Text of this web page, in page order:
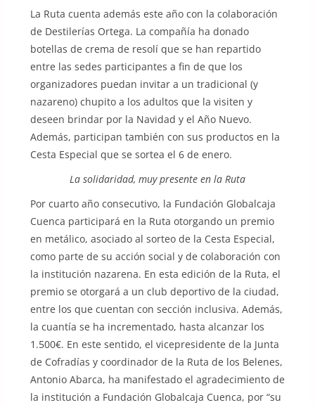
La Ruta cuenta además este año con la colaboración
de Destilerías Ortega. La compañía ha donado
botellas de crema de resolí que se han repartido
entre las sedes participantes a fin de que los
organizadores puedan invitar a un tradicional (y
nazareno) chupito a los adultos que la visiten y
deseen brindar por la Navidad y el Año Nuevo.
Además, participan también con sus productos en la
Cesta Especial que se sortea el 6 de enero.
La solidaridad, muy presente en la Ruta
Por cuarto año consecutivo, la Fundación Globalcaja
Cuenca participará en la Ruta otorgando un premio
en metálico, asociado al sorteo de la Cesta Especial,
como parte de su acción social y de colaboración con
la institución nazarena. En esta edición de la Ruta, el
premio se otorgará a un club deportivo de la ciudad,
entre los que cuentan con sección inclusiva. Además,
la cuantía se ha incrementado, hasta alcanzar los
1.500€. En este sentido, el vicepresidente de la Junta
de Cofradías y coordinador de la Ruta de los Belenes,
Antonio Abarca, ha manifestado el agradecimiento de
la institución a Fundación Globalcaja Cuenca, por “su